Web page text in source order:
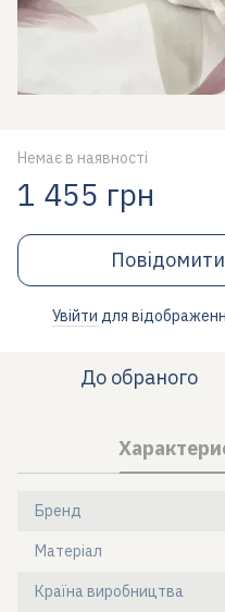
Немає в наявності
1 455 грн
Увійти для
До обраного
Бренд
Матеріал
Країна виробництва